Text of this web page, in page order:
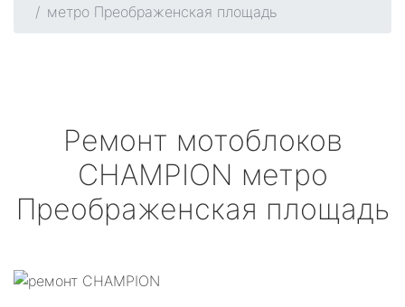
метро Преображенская площадь
Ремонт мотоблоков
CHAMPION метро
Преображенская площадь